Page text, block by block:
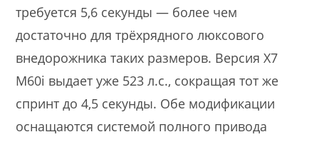
требуется 5,6 секунды — более чем
достаточно для трёхрядного люксового
внедорожника таких размеров. Версия X7
M60i выдает уже 523 л.с., сокращая тот же
спринт до 4,5 секунды. Обе модификации
оснащаются системой полного привода